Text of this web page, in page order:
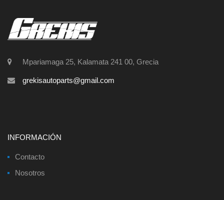
Mpariamaga 25, Kalamata 241 00, Grecia
grekisautoparts@gmail.com
INFORMACIÓN
Contacto
Nosotros